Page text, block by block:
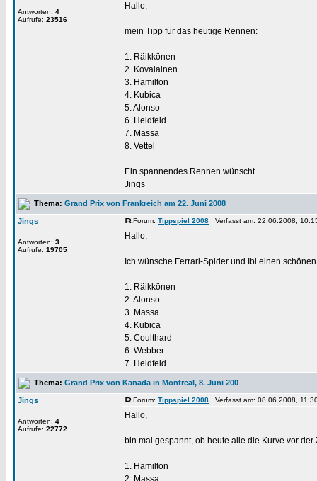
Antworten: 4
Aufrufe: 23516
Hallo,
mein Tipp für das heutige Rennen:
1. Räikkönen
2. Kovalainen
3. Hamilton
4. Kubica
5. Alonso
6. Heidfeld
7. Massa
8. Vettel
Ein spannendes Rennen wünscht
Jings
Thema: Grand Prix von Frankreich am 22. Juni 2008
Jings
Antworten: 3
Aufrufe: 19705
Forum: Tippspiel 2008 Verfasst am: 22.06.2008,
Hallo,
Ich wünsche Ferrari-Spider und Ibi einen
1. Räikkönen
2. Alonso
3. Massa
4. Kubica
5. Coulthard
6. Webber
7. Heidfeld ...
Thema: Grand Prix von Kanada in Montreal, 8. Juni 200
Jings
Antworten: 4
Aufrufe: 22772
Forum: Tippspiel 2008 Verfasst am: 08.06.2008,
Hallo,
bin mal gespannt, ob heute alle die Kurve vor
1. Hamilton
2. Massa